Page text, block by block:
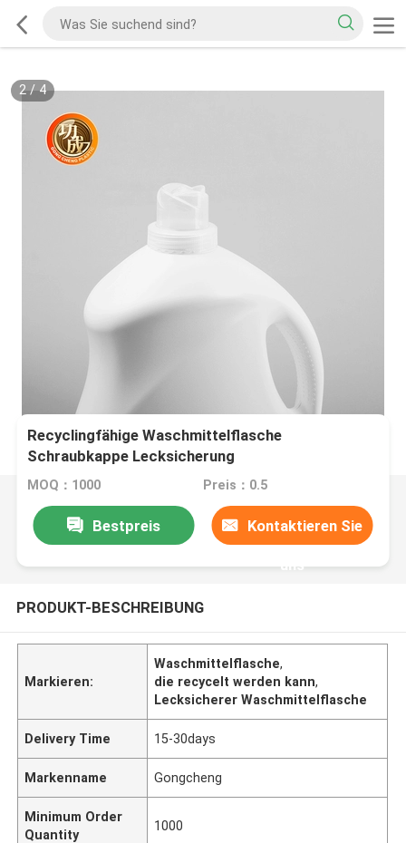
2/4
Recyclingfähige Waschmittelflasche
Schraubkappe Lecksicherung
MOQ：1000 Preis：0.5
Bestpreis Kontaktieren Sie
uns
PRODUKT-BESCHREIBUNG
Markieren:
Waschmittelflasche,
die recycelt werden kann,
Lecksicherer Waschmittelflasche
Delivery Time 15-30days
Markenname Gongcheng
Minimum Order
Quantity
1000